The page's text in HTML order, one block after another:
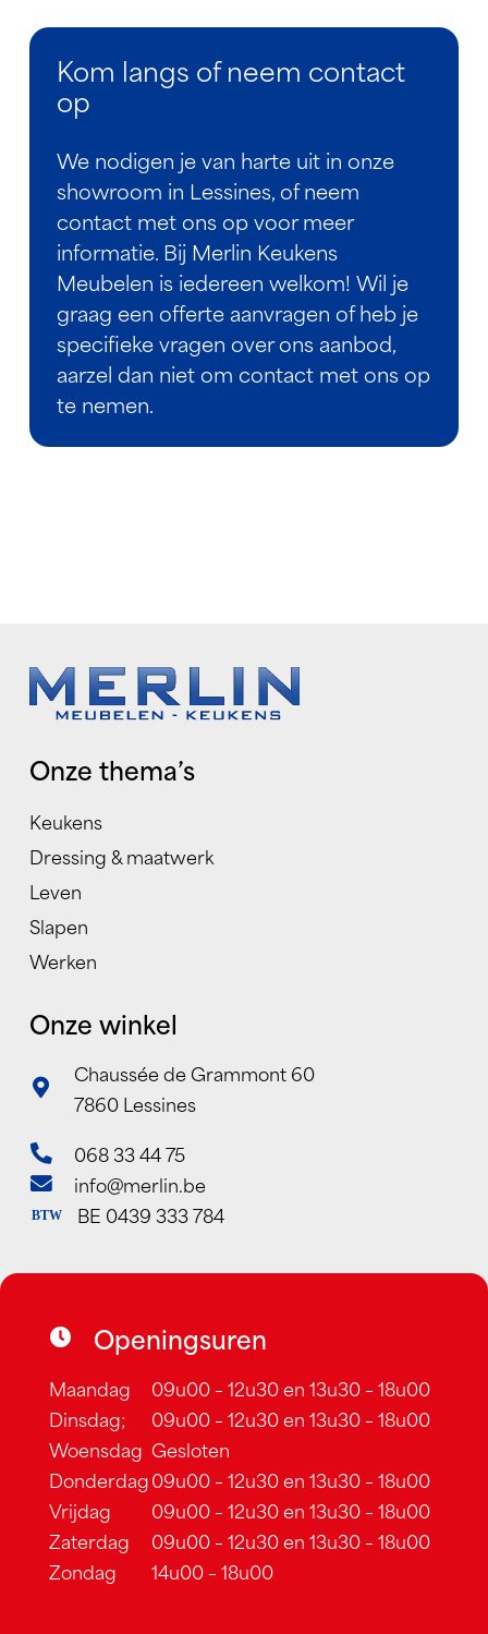
Kom langs of neem contact
op
We nodigen je van harte uit in onze
showroom in Lessines, of neem
contact met ons op voor meer
informatie. Bij Merlin Keukens
Meubelen is iedereen welkom! Wil je
graag een offerte aanvragen of heb je
specifieke vragen over ons aanbod,
aarzel dan niet om contact met ons op
te nemen.
Onze thema’s
Keukens
Dressing & maatwerk
Leven
Slapen
Werken
Onze winkel
Chaussée de Grammont 60
7860 Lessines
068 33 44 75
info@merlin.be
BTW BE 0439 333 784
Openingsuren
Maandag
09u00 – 12u30 en 13u30 – 18u00
Dinsdag;
09u00 – 12u30 en 13u30 – 18u00
Woensdag Gesloten
Donderdag09u00 – 12u30 en 13u30 – 18u00
Vrijdag
09u00 – 12u30 en 13u30 – 18u00
Zaterdag
09u00 – 12u30 en 13u30 – 18u00
Zondag
14u00 – 18u00